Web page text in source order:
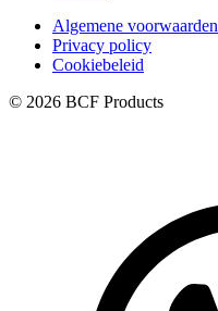
Algemene voorwaarden
Privacy policy
Cookiebeleid
© 2026 BCF Products